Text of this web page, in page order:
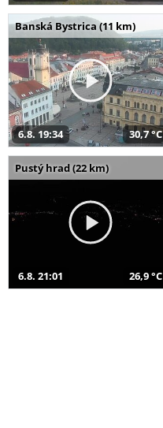
Banská Bystrica (11 km)
6.8. 19:34 30,7 °C
Pustý hrad (22 km)
6.8. 21:01 26,9 °C